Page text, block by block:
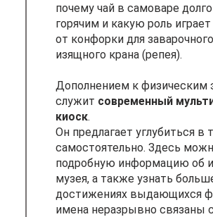
почему чай в самоваре
горячим и какую роль
от конфорки для
изящного крана (репея).
Дополнением к физическим
служит современный
киоск.
Он предлагает углубиться в
самостоятельно. Здесь
подробную информацию об
музея, а также узнать
достижениях выдающихся
имена неразрывно связаны